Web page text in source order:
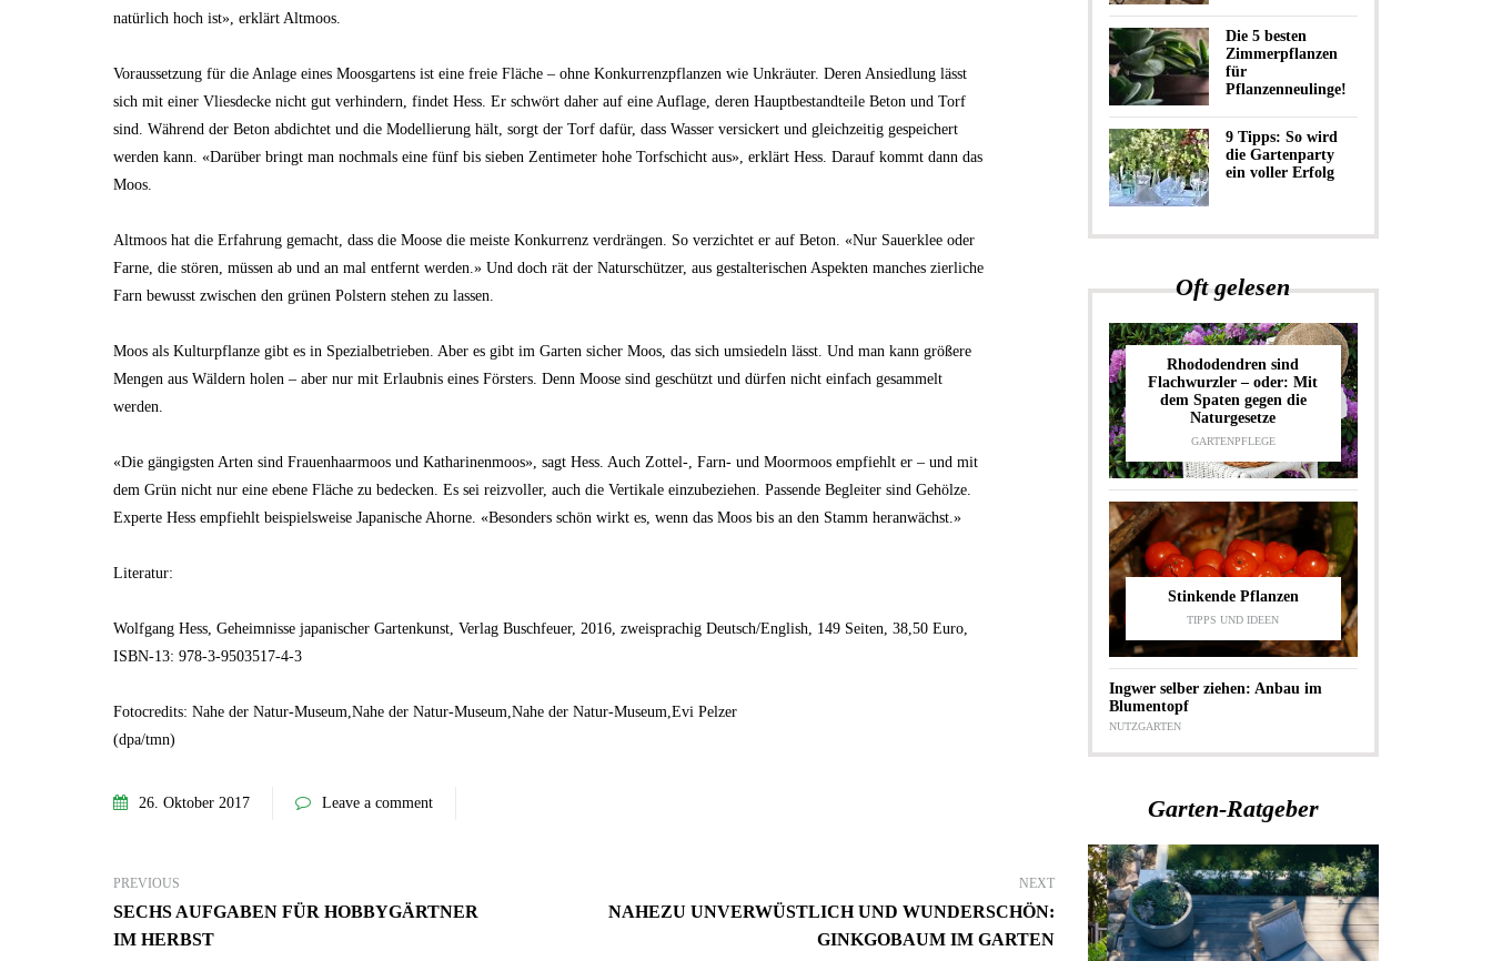
natürlich hoch ist», erklärt Altmoos.
Voraussetzung für die Anlage eines Moosgartens ist eine freie Fläche – ohne Konkurrenzpflanzen wie Unkräuter. Deren Ansiedlung lässt
sich mit einer Vliesdecke nicht gut verhindern, findet Hess. Er schwört daher auf eine Auflage, deren Hauptbestandteile Beton und Torf
sind. Während der Beton abdichtet und die Modellierung hält, sorgt der Torf dafür, dass Wasser versickert und gleichzeitig gespeichert
werden kann. «Darüber bringt man nochmals eine fünf bis sieben Zentimeter hohe Torfschicht aus», erklärt Hess. Darauf kommt dann das
Moos.
Altmoos hat die Erfahrung gemacht, dass die Moose die meiste Konkurrenz verdrängen. So verzichtet er auf Beton. «Nur Sauerklee oder
Farne, die stören, müssen ab und an mal entfernt werden.» Und doch rät der Naturschützer, aus gestalterischen Aspekten manches zierliche
Farn bewusst zwischen den grünen Polstern stehen zu lassen.
Moos als Kulturpflanze gibt es in Spezialbetrieben. Aber es gibt im Garten sicher Moos, das sich umsiedeln lässt. Und man kann größere
Mengen aus Wäldern holen – aber nur mit Erlaubnis eines Försters. Denn Moose sind geschützt und dürfen nicht einfach gesammelt
werden.
«Die gängigsten Arten sind Frauenhaarmoos und Katharinenmoos», sagt Hess. Auch Zottel-, Farn- und Moormoos empfiehlt er – und mit
dem Grün nicht nur eine ebene Fläche zu bedecken. Es sei reizvoller, auch die Vertikale einzubeziehen. Passende Begleiter sind Gehölze.
Experte Hess empfiehlt beispielsweise Japanische Ahorne. «Besonders schön wirkt es, wenn das Moos bis an den Stamm heranwächst.»
Literatur:
Wolfgang Hess, Geheimnisse japanischer Gartenkunst, Verlag Buschfeuer, 2016, zweisprachig Deutsch/English, 149 Seiten, 38,50 Euro,
ISBN-13: 978-3-9503517-4-3
Fotocredits: Nahe der Natur-Museum,Nahe der Natur-Museum,Nahe der Natur-Museum,Evi Pelzer
(dpa/tmn)
26. Oktober 2017 Leave a comment
PREVIOUS
SECHS AUFGABEN FÜR HOBBYGÄRTNER
IM HERBST
NEXT
NAHEZU UNVERWÜSTLICH UND WUNDERSCHÖN:
GINKGOBAUM IM GARTEN
Die 5 besten
Zimmerpflanzen
für
Pflanzenneulinge!
9 Tipps: So wird
die Gartenparty
ein voller Erfolg
Oft gelesen
Rhododendren sind
Flachwurzler – oder: Mit
dem Spaten gegen die
Naturgesetze
GARTENPFLEGE
Stinkende Pflanzen
TIPPS UND IDEEN
Ingwer selber ziehen: Anbau im
Blumentopf
NUTZGARTEN
Garten-Ratgeber